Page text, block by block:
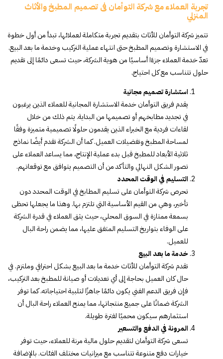
تجربة العملاء مع شركة التوأمان فى تصميم المطبخ والأثاث
المنزلي
تتميز شركة التوأمان للأثاث بتقديم تجربة متكاملة لعملائها، تبدأ من أول خطوة
في الاستشارة وتصميم المطبخ حتى انتهاء عملية التركيب وخدمة ما بعد البيع.
تعدّ خدمة العملاء جزءًا أساسيًا من هوية الشركة، حيث تسعى دائمًا إلى تقديم
حلول تتناسب مع كل احتياج.
استشارة تصميم مجانية
يقدم فريق التوأمان خدمة الاستشارة المجانية للعملاء الذين يرغبون
في تجديد مطابخهم أو تصميمها من البداية. يتم ذلك من خلال
لقاءات فردية مع الخبراء الذين يقدمون حلولًا تصميمية متميزة وفقًا
لمساحة المطبخ وتفضيلات العميل. كما أن الشركة تقدم أيضًا نماذج
ثلاثية الأبعاد للمطبخ قبل بدء عملية الإنتاج، مما يساعد العملاء على
تصور الشكل النهائي والتأكد من أن التصميم يتوافق مع توقعاتهم.
التسليم في الوقت المحدد
تحرص شركة التوأمان على تسليم المطابخ في الوقت المحدد دون
تأخير، وهي من القيم الأساسية التي تلتزم بها. وهذا ما يجعلها تحظى
بسمعة ممتازة في السوق المحلي، حيث يثق العملاء في قدرة الشركة
على الوفاء بتواريخ التسليم المتفق عليها، مما يضمن راحة البال
للعميل.
خدمة ما بعد البيع
تقدم شركة التوأمان للأثاث خدمة ما بعد البيع بشكل احترافي وملتزم. في
حال كان العميل بحاجة إلى أي تعديلات أو صيانة للمطبخ بعد التركيب،
فإن فريق الدعم الفني يكون دائمًا جاهزًا لتلبية احتياجاته. كما توفر
الشركة ضمانًا على جميع منتجاتها، مما يمنح العملاء راحة البال أن
استثمارهم سيكون محميًا لفترة طويلة.
المرونة في الدفع والتسعير
تسعى شركة التوأمان لتقديم حلول مالية مرنة للعملاء، حيث توفر
خيارات دفع متنوعة تتناسب مع ميزانيات مختلف الفئات. بالإضافة